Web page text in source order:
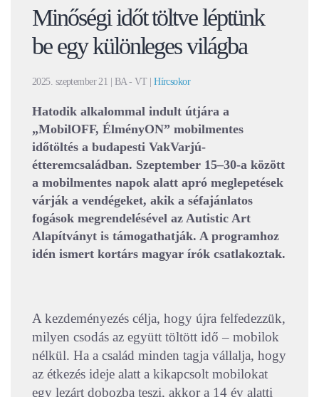
Minőségi időt töltve léptünk
be egy különleges világba
2025. szeptember 21 | BA - VT |Hírcsokor
Hatodik alkalommal indult útjára a
„MobilOFF, ÉlményON” mobilmentes
időtöltés a budapesti VakVarjú-
étteremcsaládban. Szeptember 15–30-a között
a mobilmentes napok alatt apró meglepetések
várják a vendégeket, akik a séfajánlatos
fogások megrendelésével az Autistic Art
Alapítványt is támogathatják. A programhoz
idén ismert kortárs magyar írók csatlakoztak.
A kezdeményezés célja, hogy újra felfedezzük,
milyen csodás az együtt töltött idő – mobilok
nélkül. Ha a család minden tagja vállalja, hogy
az étkezés ideje alatt a kikapcsolt mobilokat
egy lezárt dobozba teszi, akkor a 14 év alatti